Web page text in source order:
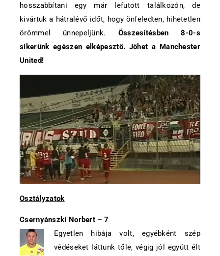
hosszabbítani egy már lefutott találkozón, de
kivártuk a hátralévő időt, hogy önfeledten, hihetetlen
örömmel ünnepeljünk. Összesítésben 8-0-s
sikerünk egészen elképesztő. Jöhet a Manchester
United!
Osztályzatok
Csernyánszki Norbert – 7
Egyetlen hibája volt, egyébként szép
védéseket láttunk tőle, végig jól együtt élt